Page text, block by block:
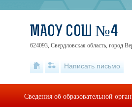
МАОУ СОШ №4
624093, Свердловская область, город
Написать письмо
Сведения об образовательной